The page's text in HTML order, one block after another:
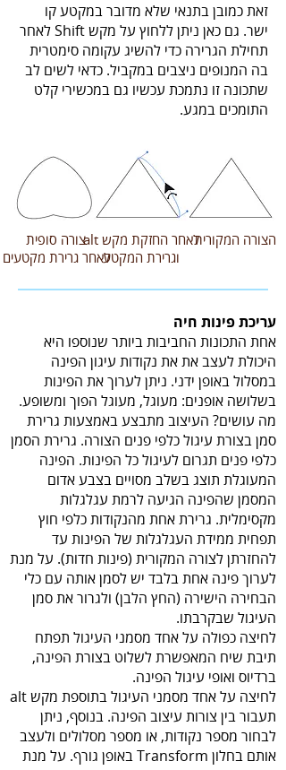
זאת כמובן בתנאי שלא מדובר במקטע קו
ישר. גם כאן ניתן ללחוץ על מקש Shift לאחר
תחילת הגרירה כדי להשיג עקומה סימטרית
בה המנופים ניצבים במקביל. כדאי לשים לב
שתכונה זו נתמכת עכשיו גם במכשירי קלט
התומכים במגע.
לאחר החזקת מקש alt
וגרירת המקטע
צורה סופית
לאחר גרירת מקטעים
הצורה המקורית
עריכת פינות חיה
אחת התכונות החביבות ביותר שנוספו היא
היכולת לעצב את את נקודות עיגון הפינה
במסלול באופן ידני. ניתן לערוך את הפינות
בשלושה אופנים: מעוגל, מעוגל הפוך ומשופע.
מה עושים? העיצוב מתבצע באמצעות גרירת
סמן בצורת עיגול כלפי פנים הצורה. גרירת הסמן
כלפי פנים תגרום לעיגול כל הפינות. הפינה
המעוגלת תוצג בשלב מסויים בצבע אדום
המסמן שהפינה הגיעה לרמת עגלגלות
מקסימלית. גרירת אחת מהנקודות כלפי חוץ
תפחית ממידת העגלגלות של הפינות עד
להחזרתן לצורה המקורית (פינות חדות). על מנת
לערוך פינה אחת בלבד יש לסמן אותה עם כלי
הבחירה הישירה (החץ הלבן) ולגרור את סמן
העיגול שבקרבתו.
לחיצה כפולה על אחד מסמני העיגול תפתח
תיבת שיח המאפשרת לשלוט בצורת הפינה,
ברדיוס ואופי עיגול הפינה.
לחיצה על אחד מסמני העיגול בתוספת מקש alt
תעבור בין צורות עיצוב הפינה. בנוסף, ניתן
לבחור מספר נקודות, או מספר מסלולים ולעצב
אותם בחלון Transform באופן גורף. על מנת